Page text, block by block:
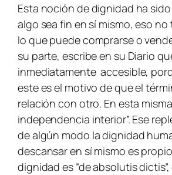
Esta noción de dignidad ha
algo sea fin en sí mismo, eso
lo que puede comprarse o
su parte, escribe en su Diario
inmediatamente accesible,
este es el motivo de que el
relación con otro. En esta
independencia interior”. Ese
de algún modo la dignidad
descansar en sí mismo es
dignidad es “de absolutis